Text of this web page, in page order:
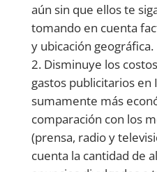
aún sin que ellos te
tomando en cuenta
y ubicación geográfica.
Disminuye los
gastos publicitarios en
sumamente más
comparación con los
(prensa, radio y
cuenta la cantidad de